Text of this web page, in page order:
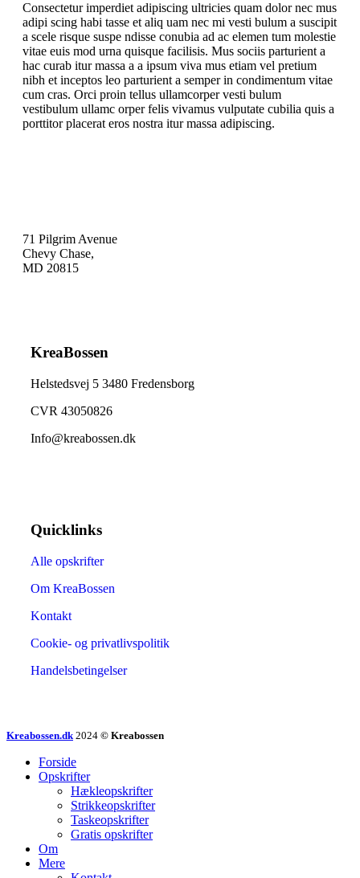
Consectetur imperdiet adipiscing ultricies quam dolor nec mus
adipi scing habi tasse et aliq uam nec mi vesti bulum a suscipit
a scele risque suspe ndisse conubia ad ac elemen tum molestie
vitae euis mod urna quisque facilisis. Mus sociis parturient a
hac curab itur massa a a ipsum viva mus etiam vel pretium
nibh et inceptos leo parturient a semper in condimentum vitae
cum cras. Orci proin tellus ullamcorper vesti bulum
vestibulum ullamc orper felis vivamus vulputate cubilia quis a
porttitor placerat eros nostra itur massa adipiscing.
71 Pilgrim Avenue
Chevy Chase,
MD 20815
KreaBossen
Helstedsvej 5 3480 Fredensborg
CVR 43050826
Info@kreabossen.dk
Quicklinks
Alle opskrifter
Om KreaBossen
Kontakt
Cookie- og privatlivspolitik
Handelsbetingelser
Kreabossen.dk 2024 © Kreabossen
Forside
Opskrifter
Hækleopskrifter
Strikkeopskrifter
Taskeopskrifter
Gratis opskrifter
Om
Mere